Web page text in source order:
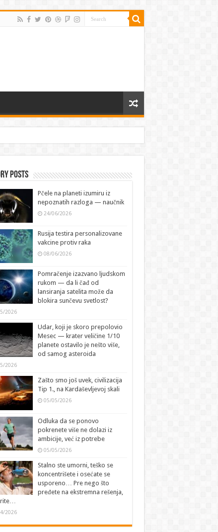
Posts
Pčele na planeti izumiru iz
nepoznatih razloga — naučnik
24/06/2026
Rusija testira personalizovane
vakcine protiv raka
08/06/2026
Pomračenje izazvano ljudskom
rukom — da li čađ od
lansiranja satelita može da
blokira sunčevu svetlost?
2026
Udar, koji je skoro prepolovio
Mesec — krater veličine 1/10
planete ostavilo je nešto više,
od samog asteroida
2026
Zašto smo još uvek, civilizacija
Tip 1., na Kardaševljevoj skali
05/05/2026
Odluka da se ponovo
pokrenete više ne dolazi iz
ambicije, već iz potrebe
05/05/2026
Stalno ste umorni, teško se
koncentrišete i osećate se
usporeno… Pre nego što
pređete na ekstremna rešenja,
2026